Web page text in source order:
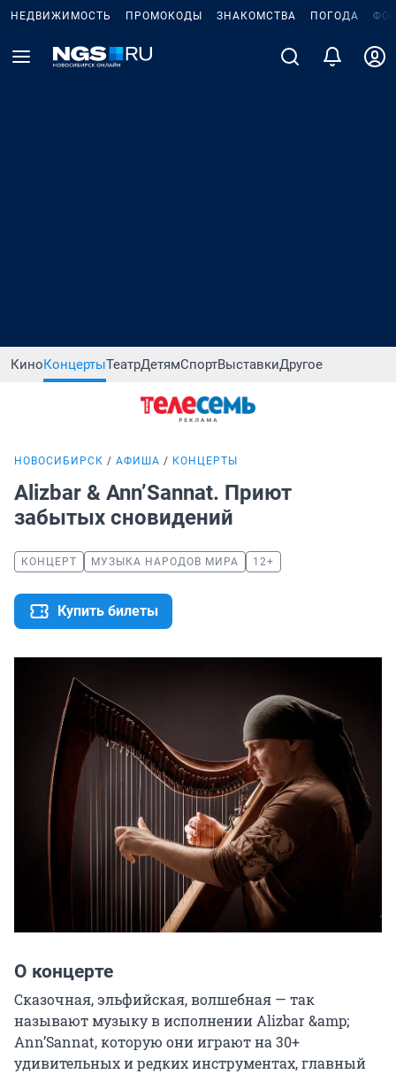
НЕДВИЖИМОСТЬ ПРОМОКОДЫ ЗНАКОМСТВА ПОГОДА
КиноКонцертыТеатрДетямСпортВыставкиДругое
НОВОСИБИРСК АФИША КОНЦЕРТЫ
Alizbar & Ann’Sannat. Приют
забытых сновидений
КОНЦЕРТ МУЗЫКА НАРОДОВ МИРА 12+
Купить билеты
О концерте
Сказочная, эльфийская, волшебная — так
называют музыку в исполнении Alizbar &amp;
Ann’Sannat, которую они играют на 30+
удивительных и редких инструментах, главный